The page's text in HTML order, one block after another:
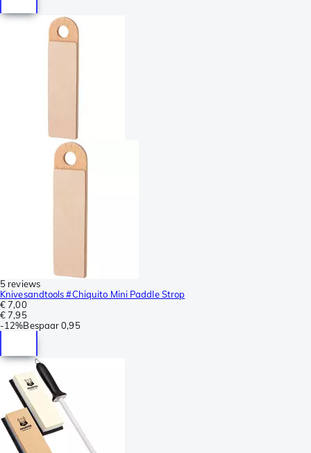
5 reviews
Knivesandtools #Chiquito Mini Paddle Strop
€ 7,00
€ 7,95
-12%Bespaar 0,95